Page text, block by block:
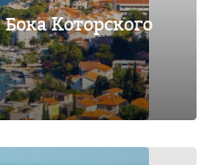
Которского